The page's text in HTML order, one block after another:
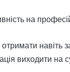
на
навіть
виходити на